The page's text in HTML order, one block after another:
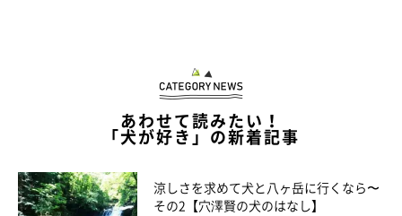
@mate_miroku
あわせて読みたい！
「犬が好き」の新着記事
涼しさを求めて犬と八ヶ岳に行くなら〜
その2【穴澤賢の犬のはなし】